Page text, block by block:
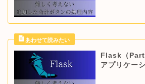
Flask（
アプリケー